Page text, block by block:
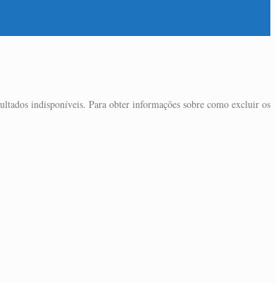
indisponíveis. Para obter informações sobre como excluir os